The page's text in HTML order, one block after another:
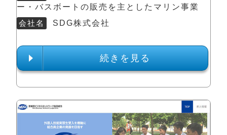
ー・バスボートの販売を主としたマリン事業
会社名
SDG株式会社
続きを見る